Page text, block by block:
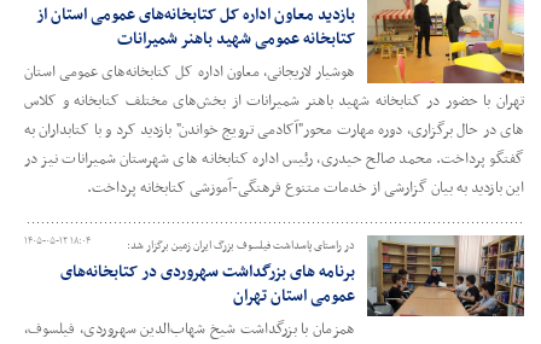
بازدید معاون اداره کل کتابخانه‌های عمومی استان از
کتابخانه عمومی شهید باهنر شمیرانات
هوشیار لاریجانی، معاون اداره کل کتابخانه‌های عمومی استان
تهران با حضور در کتابخانه شهید باهنر شمیرانات از بخش‌های مختلف کتابخانه و کلاس
های در حال برگزاری، دوره مهارت محور"آکادمی ترویج خواندن" بازدید کرد و با کتابداران به
گفتگو پرداخت. محمد صالح حیدری، رئیس اداره کتابخانه های شهرستان شمیرانات نیز در
این بازدید به بیان گزارشی از خدمات متنوع فرهنگی-آموزشی کتابخانه پرداخت.
۱۴۰۵-۰۵-۱۲ ۱۸:۰۴ در راستای پاسداشت فیلسوف بزرگ ایران زمین برگزار شد:
برنامه های بزرگداشت سهروردی در کتابخانه‌های
عمومی استان تهران
همزمان با بزرگداشت شیخ شهاب‌الدین سهروردی، فیلسوف،